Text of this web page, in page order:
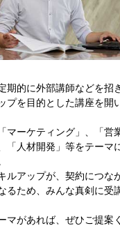
期的に外部講師などを招
プを目的とした講座を開
マーケティング」、「営
「人材開発」等をテーマ
ルアップが、契約につな
るため、みんな真剣に受
マがあれば、ぜひご提案